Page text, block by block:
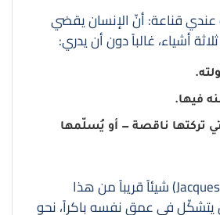
قناعة: أنّ الإنسان يقضي
أشياء، غالباً دون أن يدري:
فيها.
تركتها ناقصة — أو يُسلّمها
قال جاك بريل (Jacques Brel) شيئاً قريباً من هذا
يتشكّل في عمق نفسه باكراً، نحو